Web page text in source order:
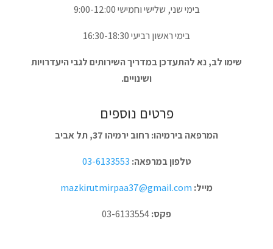
בימי שני, שלישי וחמישי 9:00-12:00
בימי ראשון רביעי 16:30-18:30
שימו לב, נא להתעדכן במדריך השירותים לגבי היעדרויות
ושינויים.
פרטים נוספים
המרפאה בירמיהו: רחוב ירמיהו 37, תל אביב
טלפון במרפאה: 03-6133553
מייל:mazkirutmirpaa37@gmail.com
פקס: